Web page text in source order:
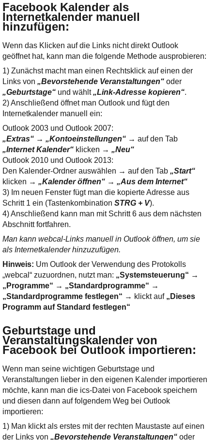
Facebook Kalender als
Internetkalender manuell
hinzufügen:
Wenn das Klicken auf die Links nicht direkt Outlook
geöffnet hat, kann man die folgende Methode ausprobieren:
1) Zunächst macht man einen Rechtsklick auf einen der
Links von „Bevorstehende Veranstaltungen“oder
„Geburtstage“und wählt„Link-Adresse kopieren“.
2) Anschließend öffnet man Outlook und fügt den
Internetkalender manuell ein:
Outlook 2003 und Outlook 2007:
„Extras“ → „Kontoeinstellungen“→ auf den Tab
„Internet Kalender“klicken → „Neu“
Outlook 2010 und Outlook 2013:
Den Kalender-Ordner auswählen → auf den Tab „Start“
klicken → „Kalender öffnen“ → „Aus dem Internet“
3) Im neuen Fenster fügt man die kopierte Adresse aus
Schritt 1 ein (Tastenkombination STRG + V).
4) Anschließend kann man mit Schritt 6 aus dem nächsten
Abschnitt fortfahren.
Man kann webcal-Links manuell in Outlook öffnen, um sie
als Internetkalender hinzuzufügen.
Hinweis: Um Outlook der Verwendung des Protokolls
„webcal“ zuzuordnen, nutzt man: „Systemsteuerung“ →
„Programme“ → „Standardprogramme“ →
„Standardprogramme festlegen“ → klickt auf „Dieses
Programm auf Standard festlegen“
Geburtstage und
Veranstaltungskalender von
Facebook bei Outlook importieren:
Wenn man seine wichtigen Geburtstage und
Veranstaltungen lieber in den eigenen Kalender importieren
möchte, kann man die ics-Datei von Facebook speichern
und diesen dann auf folgendem Weg bei Outlook
importieren:
1) Man klickt als erstes mit der rechten Maustaste auf einen
der Links von „Bevorstehende Veranstaltungen“oder